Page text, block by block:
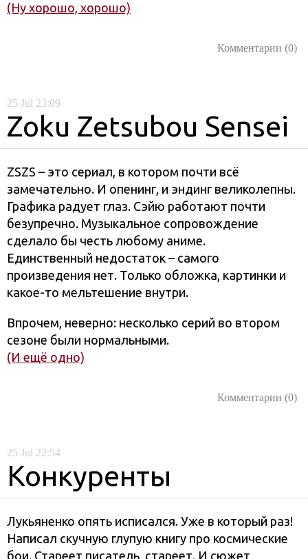
(Ну хорошо, хорошо)
Комментарии (0)
25 Jul 23:09
Zoku Zetsubou Sensei
ZSZS – это сериал, в котором почти всё
замечательно. И опенинг, и эндинг великолепны.
Графика радует глаз. Сэйю работают почти
безупречно. Музыкальное сопровождение
сделало бы честь любому аниме.
Единственный недостаток – самого
произведения нет. Только обложка, картинки и
какое-то мельтешение внутри.
Впрочем, неверно: несколько серий во втором
сезоне были нормальными.
(И ещё одно)
Комментарии (0)
25 Jul 22:54
Конкуренты
Лукьяненко опять исписался. Уже в который раз!
Написал скучную глупую книгу про космические
бои. Стареет писатель, стареет. И сюжет